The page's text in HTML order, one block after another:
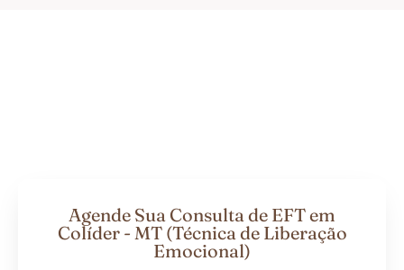
Agende Sua Consulta de EFT em
Colíder - MT (Técnica de Liberação
Emocional)